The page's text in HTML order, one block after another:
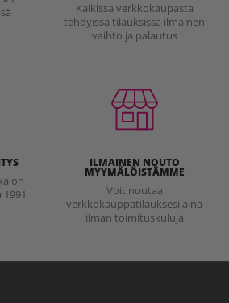
Kaikissa verkkokaupasta
tehdyissä tilauksissa ilmainen
vaihto ja palautus
on
ILMAINEN NOUTO
MYYMÄLÖISTÄMME
Voit noutaa
verkkokauppatilauksesi aina
ilman toimituskuluja